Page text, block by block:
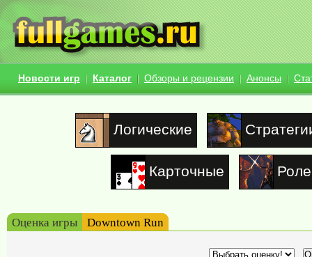
Новости игр Каталог Обзоры и рецензии Анонсы
Логические
Карточные
Оценка игры Downtown Run